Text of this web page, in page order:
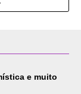
e muito